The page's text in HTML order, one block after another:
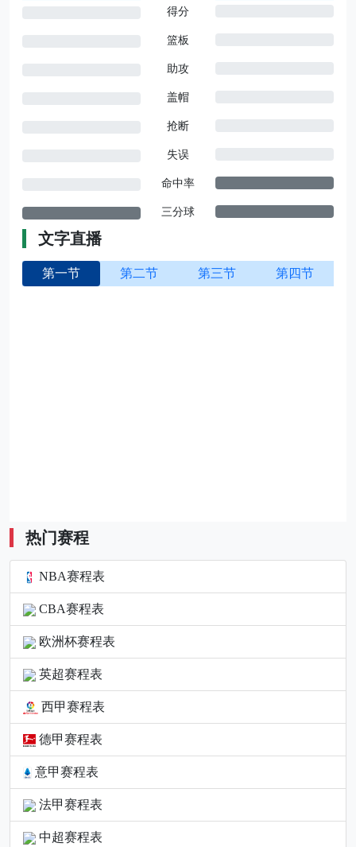
得分
篮板
助攻
盖帽
抢断
失误
命中率
三分球
文字直播
第一节 第二节 第三节 第四节
热门赛程
NBA赛程表
CBA赛程表
欧洲杯赛程表
英超赛程表
西甲赛程表
德甲赛程表
意甲赛程表
法甲赛程表
中超赛程表